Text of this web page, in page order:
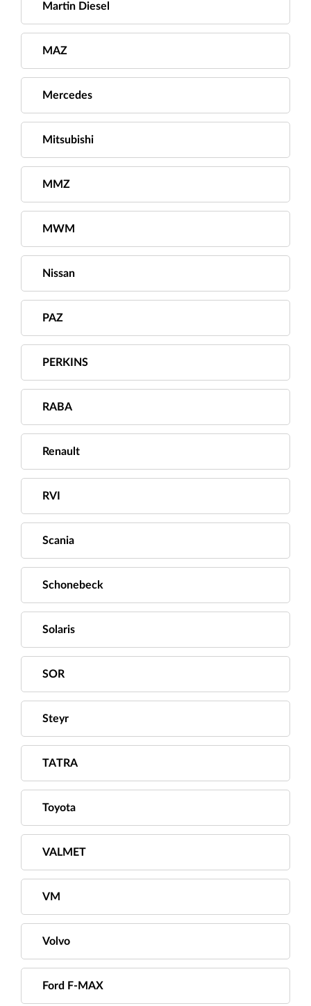
Martin Diesel
MAZ
Mercedes
Mitsubishi
MMZ
MWM
Nissan
PAZ
PERKINS
RABA
Renault
RVI
Scania
Schonebeck
Solaris
SOR
Steyr
TATRA
Toyota
VALMET
VM
Volvo
Ford F-MAX